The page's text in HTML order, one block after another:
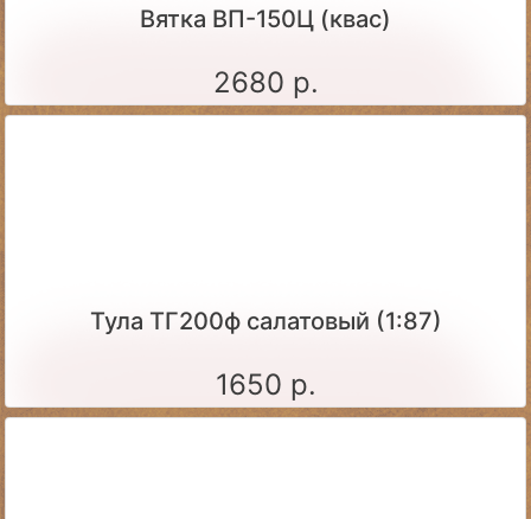
Вятка ВП-150Ц (квас)
2680 р.
Тула ТГ200ф салатовый (1:87)
1650 р.